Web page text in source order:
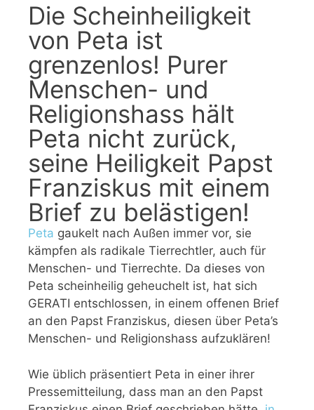
Die Scheinheiligkeit
von Peta ist
grenzenlos! Purer
Menschen- und
Religionshass hält
Peta nicht zurück,
seine Heiligkeit Papst
Franziskus mit einem
Brief zu belästigen!
Peta gaukelt nach Außen immer vor, sie
kämpfen als radikale Tierrechtler, auch für
Menschen- und Tierrechte. Da dieses von
Peta scheinheilig geheuchelt ist, hat sich
GERATI entschlossen, in einem offenen Brief
an den Papst Franziskus, diesen über Peta’s
Menschen- und Religionshass aufzuklären!
Wie üblich präsentiert Peta in einer ihrer
Pressemitteilung, dass man an den Papst